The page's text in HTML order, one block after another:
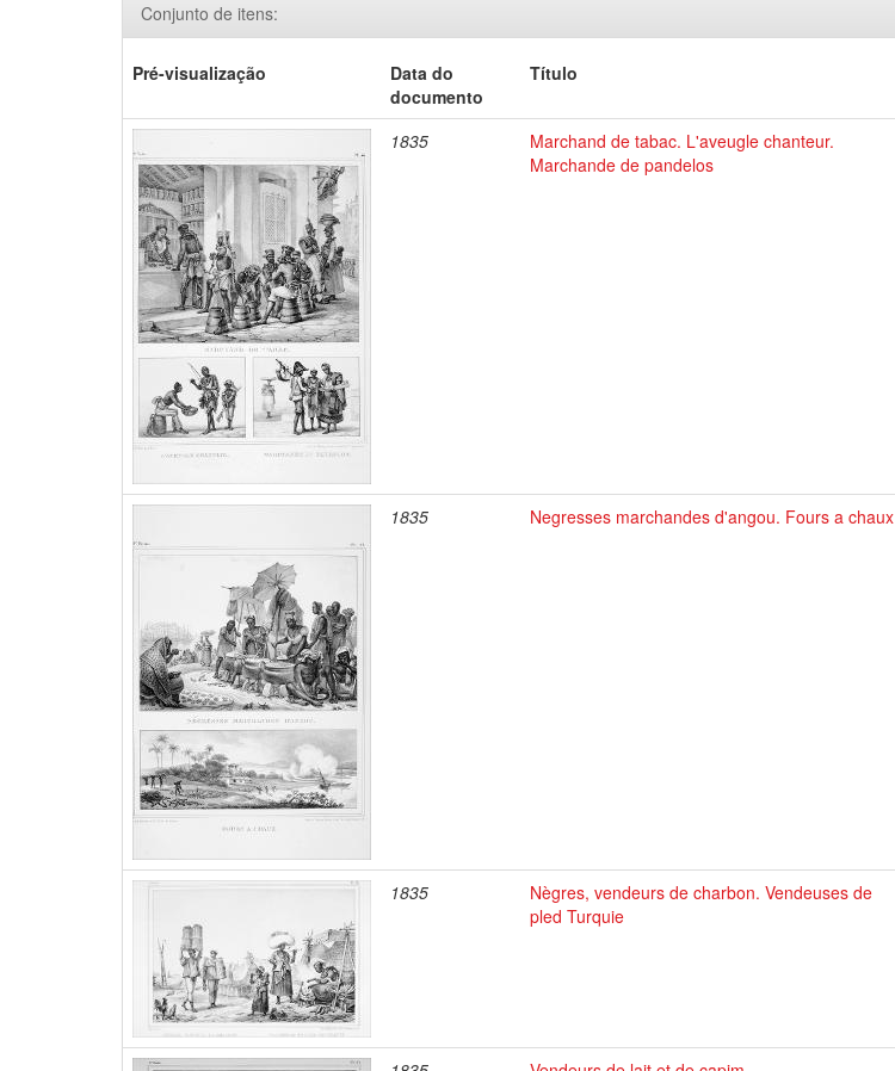
Conjunto de itens:
Pré-visualização
Data do
documento
Título
1835
Marchand de tabac. L'aveugle chanteur.
Marchande de pandelos
1835 Negresses marchandes d'angou. Fours a chaux
1835
Nègres, vendeurs de charbon. Vendeuses de
pled Turquie